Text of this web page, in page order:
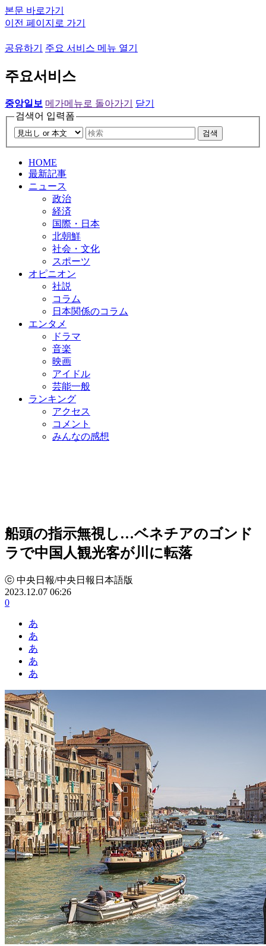
본문 바로가기
이전 페이지로 가기
공유하기 주요 서비스 메뉴 열기
주요서비스
중앙일보 메가메뉴로 돌아가기
닫기
검색어 입력폼
검색
HOME
最新記事
ニュース
政治
経済
国際・日本
北朝鮮
社会・文化
スポーツ
オピニオン
社説
コラム
日本関係のコラム
エンタメ
ドラマ
音楽
映画
アイドル
芸能一般
ランキング
アクセス
コメント
みんなの感想
船頭の指示無視し…ベネチアのゴンド
ラで中国人観光客が川に転落
ⓒ 中央日報/中央日報日本語版
2023.12.07 06:26
0
あ
あ
あ
あ
あ